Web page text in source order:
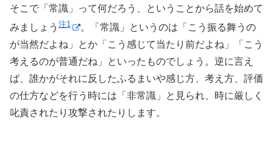
そこで「常識」って何だろう、ということから話を始めて
みましょう 注1
。「常識」というのは「こう振る舞うの
が当然だよね」とか「こう感じて当たり前だよね」「こう
考えるのが普通だね」といったものでしょう。逆に言え
ば、誰かがそれに反したふるまいや感じ方、考え方、評価
の仕方などを行う時には「非常識」と見られ、時に厳しく
叱責されたり攻撃されたりします。